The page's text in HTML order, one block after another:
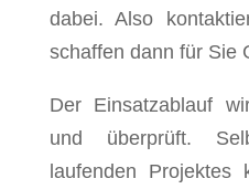
dabei. Also
schaffen dann für Sie
Der Einsatzablauf
und überprüft.
laufenden Projektes